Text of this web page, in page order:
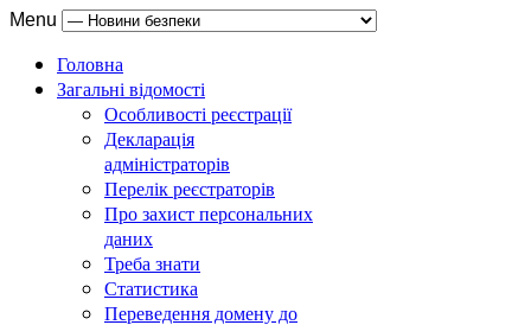
Menu
Головна
Загальні відомості
Особливості реєстрації
Декларація
адміністраторів
Перелік реєстраторів
Про захист персональних
даних
Треба знати
Статистика
Переведення домену до